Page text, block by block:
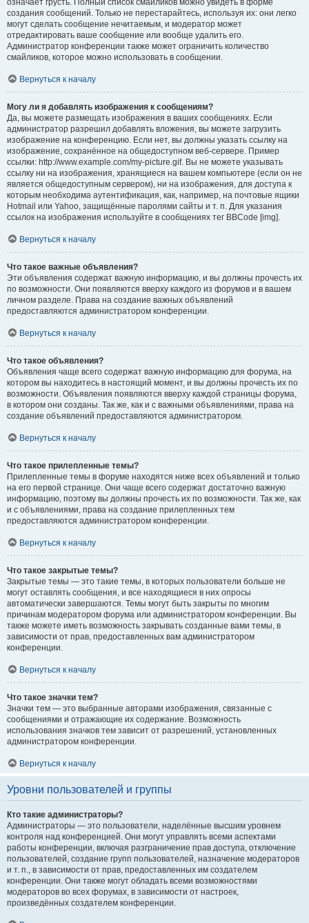
означает грусть. Полный список смайликов можно увидеть в форме
создания сообщений. Только не перестарайтесь, используя их: они легко
могут сделать сообщение нечитаемым, и модератор может
отредактировать ваше сообщение или вообще удалить его.
Администратор конференции также может ограничить количество
смайликов, которое можно использовать в сообщении.
Вернуться к началу
Могу ли я добавлять изображения к сообщениям?
Да, вы можете размещать изображения в ваших сообщениях. Если
администратор разрешил добавлять вложения, вы можете загрузить
изображение на конференцию. Если нет, вы должны указать ссылку на
изображение, сохранённое на общедоступном веб-сервере. Пример
ссылки: http://www.example.com/my-picture.gif. Вы не можете указывать
ссылку ни на изображения, хранящиеся на вашем компьютере (если он не
является общедоступным сервером), ни на изображения, для доступа к
которым необходима аутентификация, как, например, на почтовые ящики
Hotmail или Yahoo, защищённые паролями сайты и т. п. Для указания
ссылок на изображения используйте в сообщениях тег BBCode [img].
Вернуться к началу
Что такое важные объявления?
Эти объявления содержат важную информацию, и вы должны прочесть их
по возможности. Они появляются вверху каждого из форумов и в вашем
личном разделе. Права на создание важных объявлений
предоставляются администратором конференции.
Вернуться к началу
Что такое объявления?
Объявления чаще всего содержат важную информацию для форума, на
котором вы находитесь в настоящий момент, и вы должны прочесть их по
возможности. Объявления появляются вверху каждой страницы форума,
в котором они созданы. Так же, как и с важными объявлениями, права на
создание объявлений предоставляются администратором.
Вернуться к началу
Что такое прилепленные темы?
Прилепленные темы в форуме находятся ниже всех объявлений и только
на его первой странице. Они чаще всего содержат достаточно важную
информацию, поэтому вы должны прочесть их по возможности. Так же, как
и с объявлениями, права на создание прилепленных тем
предоставляются администратором конференции.
Вернуться к началу
Что такое закрытые темы?
Закрытые темы — это такие темы, в которых пользователи больше не
могут оставлять сообщения, и все находящиеся в них опросы
автоматически завершаются. Темы могут быть закрыты по многим
причинам модератором форума или администратором конференции. Вы
также можете иметь возможность закрывать созданные вами темы, в
зависимости от прав, предоставленных вам администратором
конференции.
Вернуться к началу
Что такое значки тем?
Значки тем — это выбранные авторами изображения, связанные с
сообщениями и отражающие их содержание. Возможность
использования значков тем зависит от разрешений, установленных
администратором конференции.
Вернуться к началу
Уровни пользователей и группы
Кто такие администраторы?
Администраторы — это пользователи, наделённые высшим уровнем
контроля над конференцией. Они могут управлять всеми аспектами
работы конференции, включая разграничение прав доступа, отключение
пользователей, создание групп пользователей, назначение модераторов
и т. п., в зависимости от прав, предоставленных им создателем
конференции. Они также могут обладать всеми возможностями
модераторов во всех форумах, в зависимости от настроек,
произведённых создателем конференции.